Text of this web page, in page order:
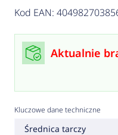
Kod EAN:
Aktualnie
Kluczowe dane techniczne
Średnica tarczy